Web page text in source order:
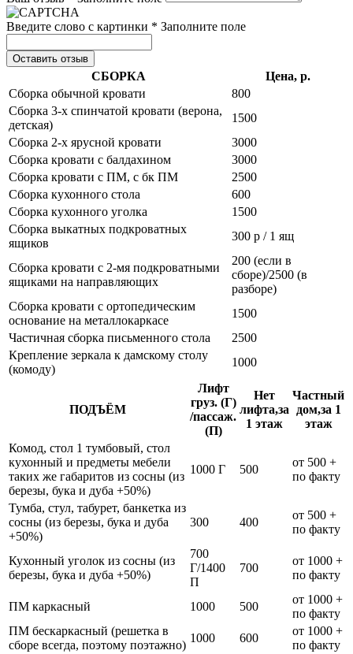
Введите слово с картинки * Заполните поле
Оставить отзыв
СБОРКА
Цена, р.
Сборка обычной кровати
800
Сборка 3-х спинчатой кровати (верона,
детская)
1500
Сборка 2-х ярусной кровати
3000
Сборка кровати с балдахином
3000
Сборка кровати с ПМ, с бк ПМ
2500
Сборка кухонного стола
600
Сборка кухонного уголка
1500
Сборка выкатных подкроватных
ящиков
300 р / 1 ящ
Сборка кровати с 2-мя подкроватными
ящиками на направляющих
200 (если в
сборе)/2500 (в
разборе)
Сборка кровати с ортопедическим
основание на металлокаркасе
1500
Частичная сборка письменного стола
2500
Крепление зеркала к дамскому столу
(комоду)
1000
ПОДЪЁМ
Лифт
груз. (Г)
/пассаж.
(П)
Нет
лифта,за
1 этаж
Частный
дом,за 1
этаж
Комод, стол 1 тумбовый, стол
кухонный и предметы мебели
таких же габаритов из сосны (из
березы, бука и дуба +50%)
1000 Г 500
от 500 +
по факту
Тумба, стул, табурет, банкетка из
сосны (из березы, бука и дуба
+50%)
300 400
от 500 +
по факту
Кухонный уголок из сосны (из
березы, бука и дуба +50%)
700
Г/1400
П
700
от 1000 +
по факту
ПМ каркасный 1000 500
от 1000 +
по факту
ПМ бескаркасный (решетка в
сборе всегда, поэтому поэтажно)
1000 600
от 1000 +
по факту